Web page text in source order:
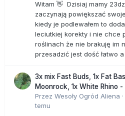
Witam 👋 Dzisiaj mamy
zaczynają powiększać
kiedy je podlewałem to
leciutkiej korekty i nie chce
roślinach że nie brakuję im
przesadzić jest dość łatwo
3x mix Fast Buds, 1x Fat
Moonrock, 1x White Rhino
Przez Wesoły Ogród Aliena ·
temu